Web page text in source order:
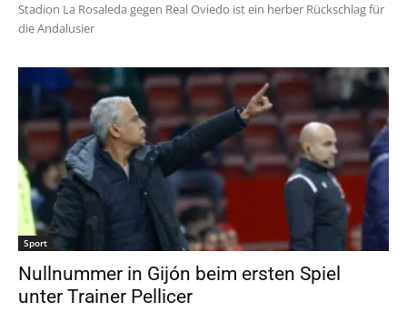
Stadion La Rosaleda gegen Real Oviedo ist ein herber Rückschlag für
die Andalusier
Sport
Nullnummer in Gijón beim ersten Spiel
unter Trainer Pellicer